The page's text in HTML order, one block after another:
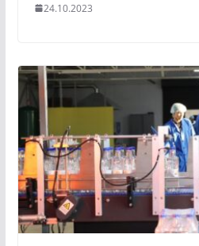
24.10.2023